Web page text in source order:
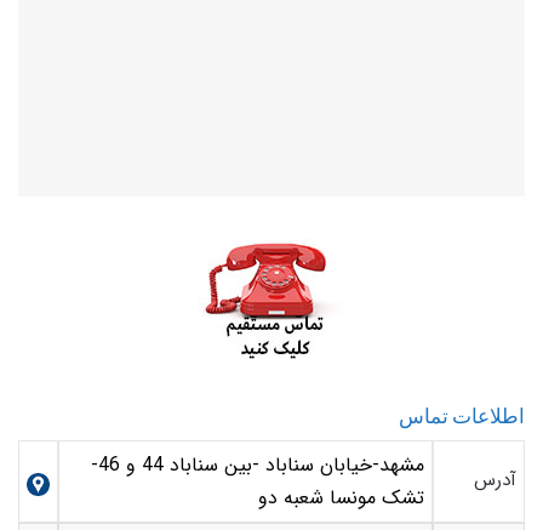
اطلاعات تماس
آدرس
مشهد-خیابان سناباد -بین سناباد 44 و 46-
تشک مونسا شعبه دو